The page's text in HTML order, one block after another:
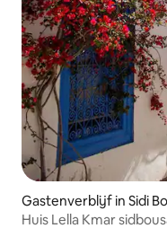
Gastenverblijf in Sidi
Huis Lella Kmar